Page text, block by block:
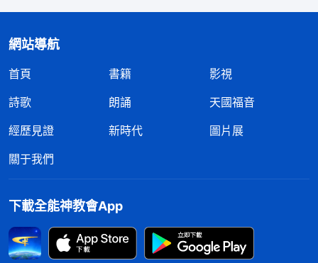
網站導航
首頁 書籍
影視
詩歌
朗誦
天國福音
經歷見證
新時代
圖片展
關于我們
下載全能神教會App